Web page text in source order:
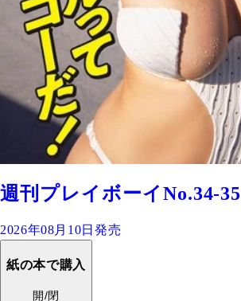
週刊プレイボーイNo.34-35
2026年08月10日発売
紙の本で購入
開/閉